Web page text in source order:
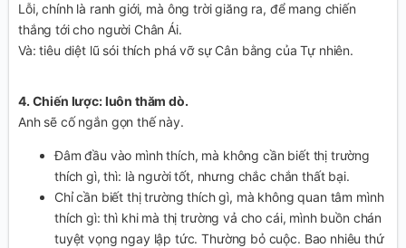
Lỗi, chính là ranh giới, mà ông trời giăng ra, để mang chiến
thắng tới cho người Chân Ái.
Và: tiêu diệt lũ sói thích phá vỡ sự Cân bằng của Tự nhiên.
4. Chiến lược: luôn thăm dò.
Anh sẽ cố ngắn gọn thế này.
Đâm đầu vào mình thích, mà không cần biết thị trường
thích gì, thì: là người tốt, nhưng chắc chắn thất bại.
Chỉ cần biết thị trường thích gì, mà không quan tâm mình
thích gì: thì khi mà thị trường vả cho cái, mình buồn chán
tuyệt vọng ngay lập tức. Thường bỏ cuộc. Bao nhiêu thứ